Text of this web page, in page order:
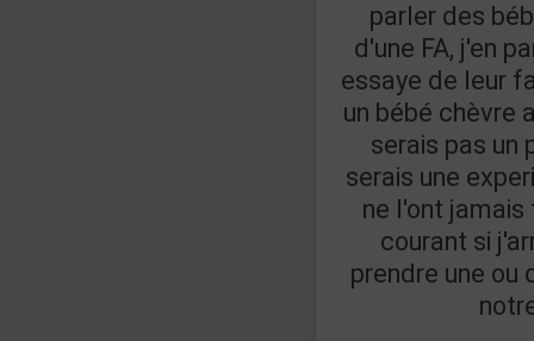
parler des
d'une FA, j'en
essaye de leur
un bébé chèvre
serais pas un
serais une
ne l'ont
courant si
prendre une ou